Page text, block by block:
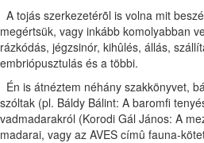
A tojás szerkezetérõl is volna mit
megértsük, vagy inkább komolyabban
rázkódás, jégzsinór, kihûlés, állás,
embriópusztulás és a többi.
Én is átnéztem néhány szakkönyvet,
szóltak (pl. Báldy Bálint: A baromfi
vadmadarakról (Korodi Gál János: A
madarai, vagy az AVES címû fauna-